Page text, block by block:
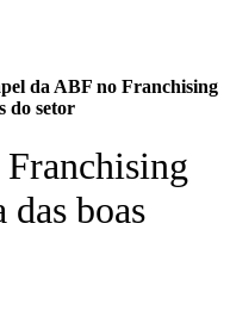
da ABF no Franchising
do setor
boas